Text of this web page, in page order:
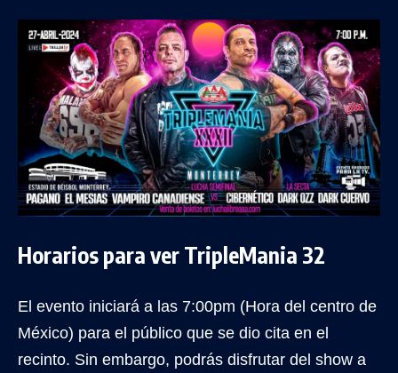
Horarios para ver TripleMania 32
El evento iniciará a las 7:00pm (Hora del centro de
México) para el público que se dio cita en el
recinto. Sin embargo, podrás disfrutar del show a